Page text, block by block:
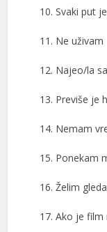
10. Svaki put
11. Ne uživam
12. Najeo/la
13. Previše je
14. Nemam
15. Ponekam
16. Želim
17. Ako je film